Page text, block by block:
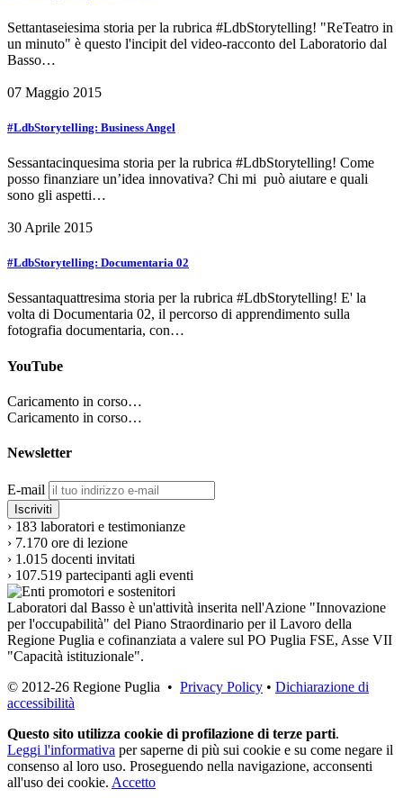
Settantaseiesima storia per la rubrica #LdbStorytelling! "ReTeatro in
un minuto" è questo l'incipit del video-racconto del Laboratorio dal
Basso…
07 Maggio 2015
#LdbStorytelling: Business Angel
Sessantacinquesima storia per la rubrica #LdbStorytelling! Come
posso finanziare un’idea innovativa? Chi mi può aiutare e quali
sono gli aspetti…
30 Aprile 2015
#LdbStorytelling: Documentaria 02
Sessantaquattresima storia per la rubrica #LdbStorytelling! E' la
volta di Documentaria 02, il percorso di apprendimento sulla
fotografia documentaria, con…
YouTube
Caricamento in corso…
Caricamento in corso…
Newsletter
E-mail
› 183 laboratori e testimonianze
› 7.170 ore di lezione
› 1.015 docenti invitati
› 107.519 partecipanti agli eventi
Laboratori dal Basso è un'attività inserita nell'Azione "Innovazione
per l'occupabilità" del Piano Straordinario per il Lavoro della
Regione Puglia e cofinanziata a valere sul PO Puglia FSE, Asse VII
"Capacità istituzionale".
© 2012-26 Regione Puglia • Privacy Policy • Dichiarazione di
accessibilità
Questo sito utilizza cookie di profilazione di terze parti.
Leggi l'informativa per saperne di più sui cookie e su come negare il
consenso al loro uso. Proseguendo nella navigazione, acconsenti
all'uso dei cookie. Accetto